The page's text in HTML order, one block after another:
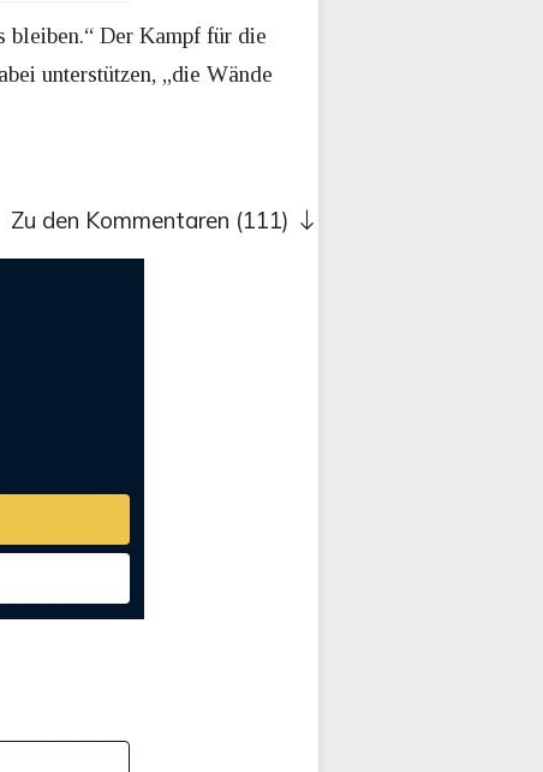
bleiben.“ Der Kampf für die
unterstützen, „die Wände
Zu den Kommentaren (111)